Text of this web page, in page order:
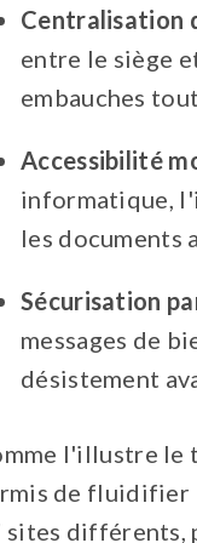
Centralisation
entre le siège
embauches
Accessibilité
informatique,
les documents
Sécurisation
messages de
désistement
l'illustre le
de fluidifier
sites différents,